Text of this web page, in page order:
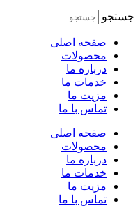
جستجو
صفحه اصلی
محصولات
درباره ما
خدمات ما
مزیت ما
تماس با ما
صفحه اصلی
محصولات
درباره ما
خدمات ما
مزیت ما
تماس با ما